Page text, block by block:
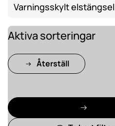
Varningsskylt elstängsel
Aktiva sorteringar
Återställ